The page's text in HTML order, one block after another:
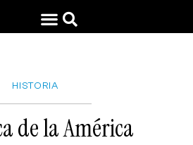
HISTORIA
de la América